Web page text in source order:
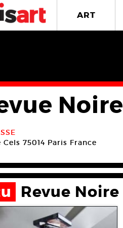
ART
Noire
Cels 75014 Paris France
Revue Noire